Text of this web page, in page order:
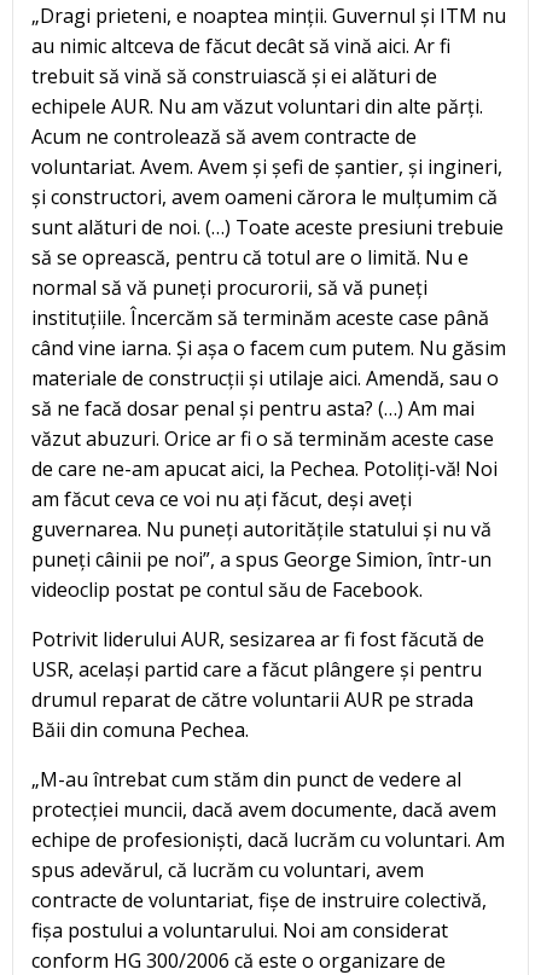
„Dragi prieteni, e noaptea minții. Guvernul și ITM nu
au nimic altceva de făcut decât să vină aici. Ar fi
trebuit să vină să construiască și ei alături de
echipele AUR. Nu am văzut voluntari din alte părți.
Acum ne controlează să avem contracte de
voluntariat. Avem. Avem și șefi de șantier, și ingineri,
și constructori, avem oameni cărora le mulțumim că
sunt alături de noi. (…) Toate aceste presiuni trebuie
să se oprească, pentru că totul are o limită. Nu e
normal să vă puneți procurorii, să vă puneți
instituțiile. Încercăm să terminăm aceste case până
când vine iarna. Și așa o facem cum putem. Nu găsim
materiale de construcții și utilaje aici. Amendă, sau o
să ne facă dosar penal și pentru asta? (…) Am mai
văzut abuzuri. Orice ar fi o să terminăm aceste case
de care ne-am apucat aici, la Pechea. Potoliți-vă! Noi
am făcut ceva ce voi nu ați făcut, deși aveți
guvernarea. Nu puneți autoritățile statului și nu vă
puneți câinii pe noi”, a spus George Simion, într-un
videoclip postat pe contul său de Facebook.
Potrivit liderului AUR, sesizarea ar fi fost făcută de
USR, același partid care a făcut plângere și pentru
drumul reparat de către voluntarii AUR pe strada
Băii din comuna Pechea.
„M-au întrebat cum stăm din punct de vedere al
protecției muncii, dacă avem documente, dacă avem
echipe de profesioniști, dacă lucrăm cu voluntari. Am
spus adevărul, că lucrăm cu voluntari, avem
contracte de voluntariat, fișe de instruire colectivă,
fișa postului a voluntarului. Noi am considerat
conform HG 300/2006 că este o organizare de